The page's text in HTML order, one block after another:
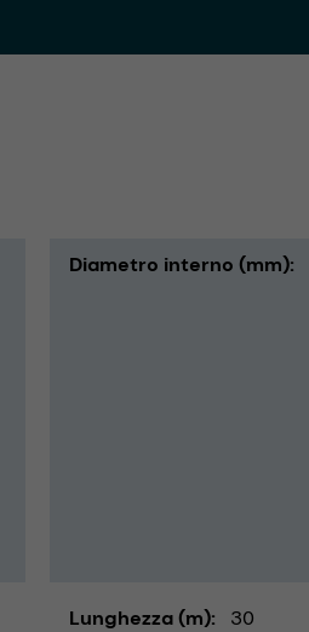
Diametro interno (mm)
Lunghezza (m) 30